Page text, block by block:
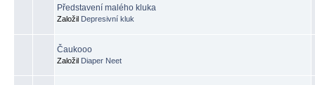
Představení malého kluka
Založil Depresivní kluk
Čaukooo
Založil Diaper Neet